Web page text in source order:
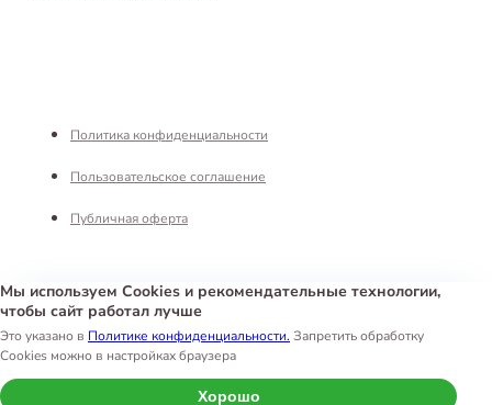
Реквизиты
Интернет-магазин «Белый Кролик»
Политика конфиденциальности
Пользовательское соглашение
Публичная оферта
Мы используем Cookies и рекомендательные технологии,
чтобы сайт работал лучше
Это указано в Политике конфиденциальности. Запретить обработку
Cookies можно в настройках браузера
Хорошо